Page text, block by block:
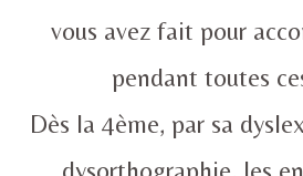
vous avez fait pour
pendant toutes
Dès la 4ème, par sa
dysorthographie, les